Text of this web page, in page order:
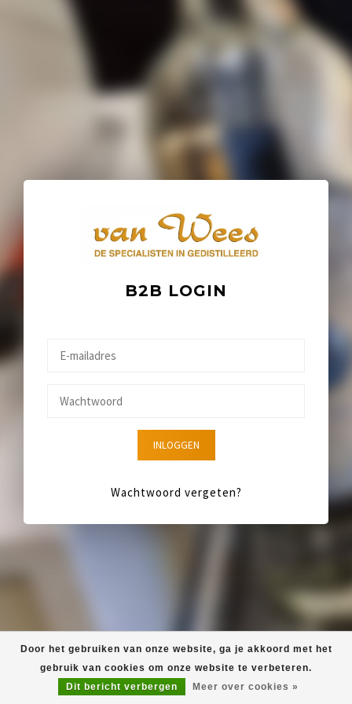
B2B LOGIN
INLOGGEN
Wachtwoord vergeten?
Door het gebruiken van onze website, ga je akkoord met het
gebruik van cookies om onze website te verbeteren.
Dit bericht verbergen
Meer over cookies »